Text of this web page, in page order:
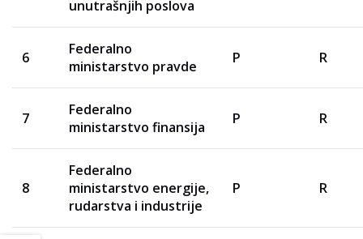
unutrašnjih poslova
6
Federalno
ministarstvo pravde
P R
7
Federalno
ministarstvo finansija
P R
8
Federalno
ministarstvo energije,
rudarstva i industrije
P R